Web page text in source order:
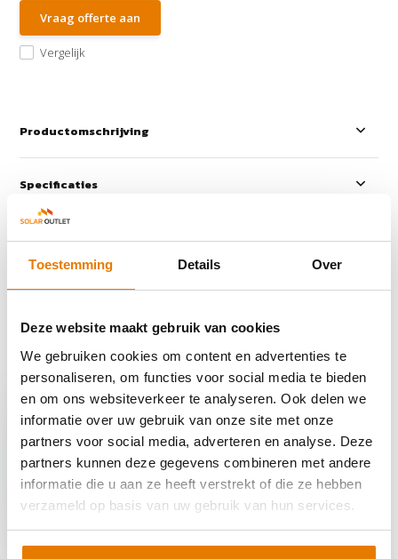
Toestemming Details Over
Deze website maakt gebruik van cookies
We gebruiken cookies om content en advertenties te
personaliseren, om functies voor social media te bieden
en om ons websiteverkeer te analyseren. Ook delen we
informatie over uw gebruik van onze site met onze
partners voor social media, adverteren en analyse. Deze
partners kunnen deze gegevens combineren met andere
informatie die u aan ze heeft verstrekt of die ze hebben
verzameld op basis van uw gebruik van hun services.
Vraag offerte aan
Vergelijk
Productomschrijving
Specificaties
Reviews
Delen
Recent bekeken
Ratio Solar RFID 11-22
Kw 5m